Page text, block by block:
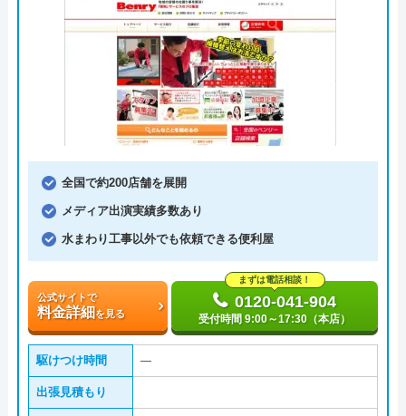
全国で約200店舗を展開
メディア出演実績多数あり
水まわり工事以外でも依頼できる便利屋
公式サイトで
料金詳細を見る
まずは電話相談！
0120-041-904
受付時間 9:00～17:30（本店）
駆けつけ時間 ―
出張見積もり